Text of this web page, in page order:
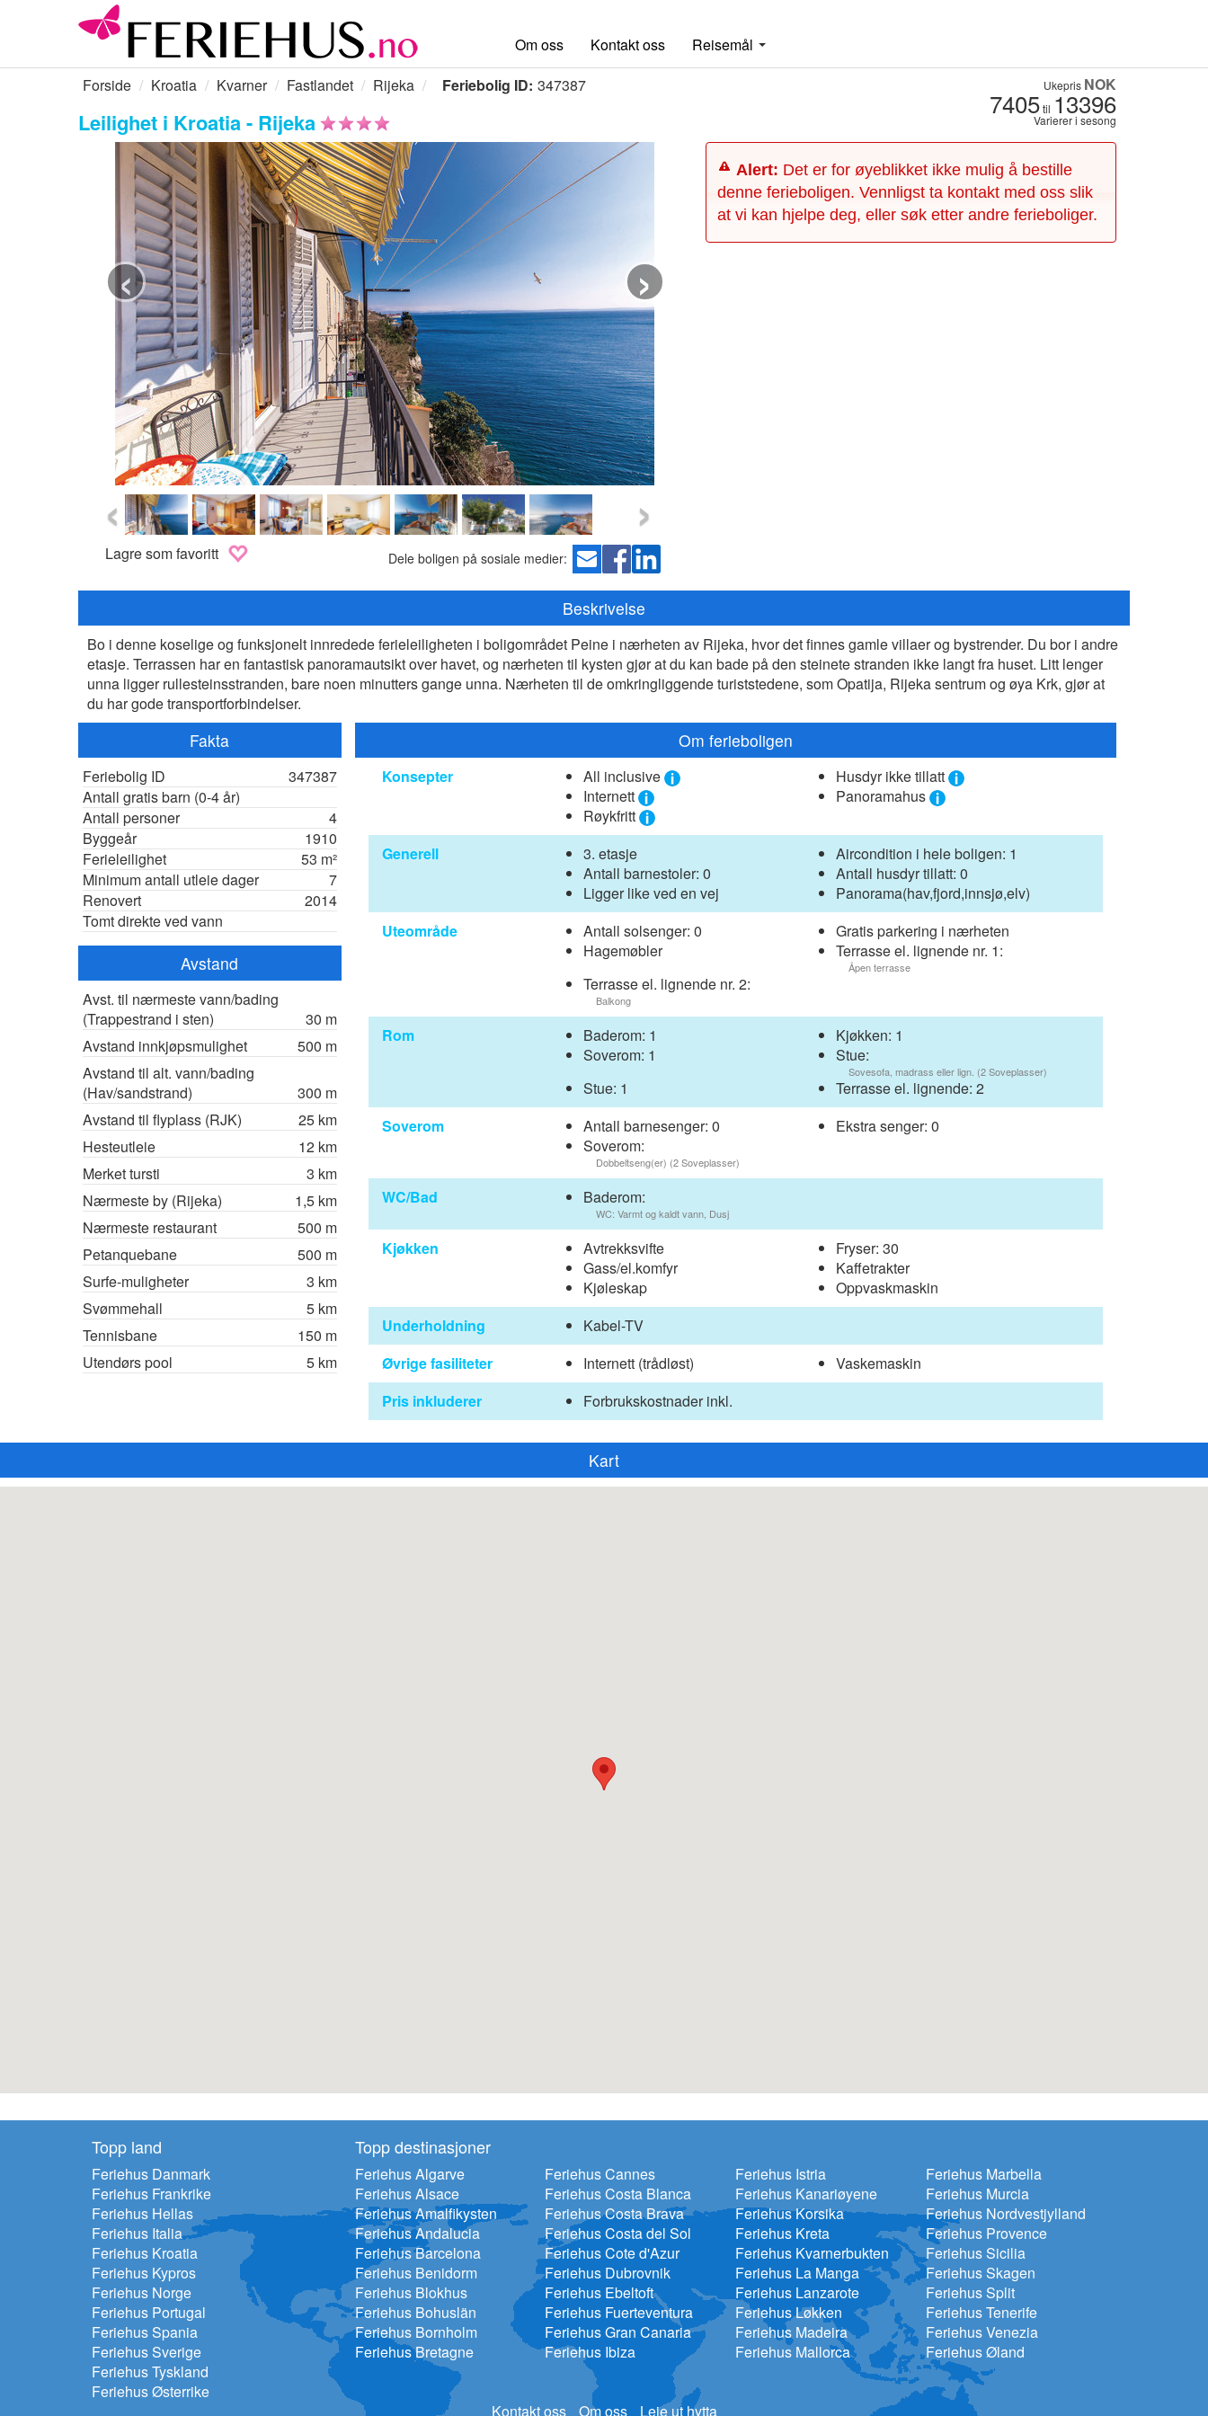
Om oss Kontakt oss
Reisemål
Forside
Kroatia Kvarner Fastlandet Rijeka Feriebolig ID: 347387
Leilighet i Kroatia - Rijeka
Ukepris NOK
7405til 13396
Varierer i sesong
‹ ›
‹ ›
Lagre som favoritt Dele boligen på sosiale medier:
Alert: Det er for øyeblikket ikke mulig å bestille
denne ferieboligen. Vennligst ta kontakt med oss slik
at vi kan hjelpe deg, eller søk etter andre ferieboliger.
Beskrivelse
Bo i denne koselige og funksjonelt innredede ferieleiligheten i boligområdet Peine i nærheten av Rijeka, hvor det finnes gamle villaer og bystrender. Du bor i andre
etasje. Terrassen har en fantastisk panoramautsikt over havet, og nærheten til kysten gjør at du kan bade på den steinete stranden ikke langt fra huset. Litt lenger
unna ligger rullesteinsstranden, bare noen minutters gange unna. Nærheten til de omkringliggende turiststedene, som Opatija, Rijeka sentrum og øya Krk, gjør at
du har gode transportforbindelser.
Fakta
Feriebolig ID
347387
Antall gratis barn (0-4 år)
Antall personer
4
Byggeår
1910
Ferieleilighet
53 m²
Minimum antall utleie dager
7
Renovert
2014
Tomt direkte ved vann
Avstand
Avst. til nærmeste vann/bading
(Trappestrand i sten)
30 m
Avstand innkjøpsmulighet
500 m
Avstand til alt. vann/bading
(Hav/sandstrand)
300 m
Avstand til flyplass (RJK)
25 km
Hesteutleie
12 km
Merket tursti
3 km
Nærmeste by (Rijeka)
1,5 km
Nærmeste restaurant
500 m
Petanquebane
500 m
Surfe-muligheter
3 km
Svømmehall
5 km
Tennisbane
150 m
Utendørs pool
5 km
Om ferieboligen
Konsepter All inclusive
Husdyr ikke tillatt
Internett
Panoramahus
Røykfritt
Generell
3. etasje
Aircondition i hele boligen: 1
Antall barnestoler: 0
Antall husdyr tillatt: 0
Ligger like ved en vej
Panorama(hav,fjord,innsjø,elv)
Uteområde
Antall solsenger: 0
Gratis parkering i nærheten
Hagemøbler
Terrasse el. lignende nr. 1:
Åpen terrasse
Terrasse el. lignende nr. 2:
Balkong
Rom Baderom: 1
Kjøkken: 1
Soverom: 1
Stue:
Sovesofa, madrass eller lign. (2 Soveplasser)
Stue: 1
Terrasse el. lignende: 2
Soverom
Antall barnesenger: 0
Ekstra senger: 0
Soverom:
Dobbeltseng(er) (2 Soveplasser)
WC/Bad Baderom:
WC: Varmt og kaldt vann, Dusj
Kjøkken Avtrekksvifte
Fryser: 30
Gass/el.komfyr
Kaffetrakter
Kjøleskap
Oppvaskmaskin
Underholdning
Kabel-TV
Øvrige fasiliteter
Internett (trådløst)
Vaskemaskin
Pris inkluderer
Forbrukskostnader inkl.
Kart
Topp land
Feriehus Danmark
Feriehus Frankrike
Feriehus Hellas
Feriehus Italia
Feriehus Kroatia
Feriehus Kypros
Feriehus Norge
Feriehus Portugal
Feriehus Spania
Feriehus Sverige
Feriehus Tyskland
Feriehus Østerrike
Topp destinasjoner
Feriehus Algarve
Feriehus Alsace
Feriehus Amalfikysten
Feriehus Andalucia
Feriehus Barcelona
Feriehus Benidorm
Feriehus Blokhus
Feriehus Bohuslän
Feriehus Bornholm
Feriehus Bretagne
Feriehus Cannes
Feriehus Costa Blanca
Feriehus Costa Brava
Feriehus Costa del Sol
Feriehus Cote d'Azur
Feriehus Dubrovnik
Feriehus Ebeltoft
Feriehus Fuerteventura
Feriehus Gran Canaria
Feriehus Ibiza
Feriehus Istria
Feriehus Kanariøyene
Feriehus Korsika
Feriehus Kreta
Feriehus Kvarnerbukten
Feriehus La Manga
Feriehus Lanzarote
Feriehus Løkken
Feriehus Madeira
Feriehus Mallorca
Feriehus Marbella
Feriehus Murcia
Feriehus Nordvestjylland
Feriehus Provence
Feriehus Sicilia
Feriehus Skagen
Feriehus Split
Feriehus Tenerife
Feriehus Venezia
Feriehus Øland
Kontakt oss Om oss Leie ut hytta